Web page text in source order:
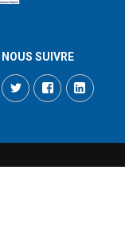
NOUS SUIVRE
TwitterFacebook